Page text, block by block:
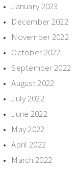
January 2023
December 2022
November 2022
October 2022
September 2022
August 2022
July 2022
June 2022
May 2022
April 2022
March 2022